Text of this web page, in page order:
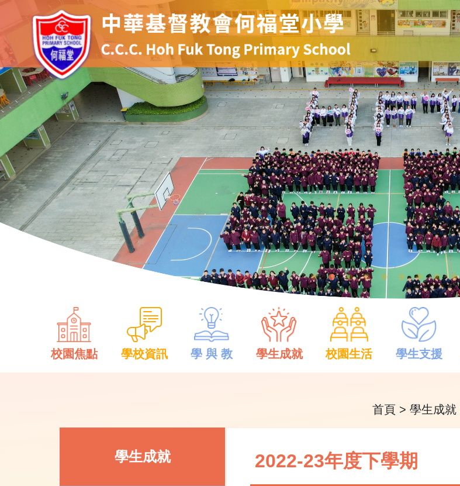
校園焦點 學校資訊 學 與 教 學生成就 校園生活 學生支援
首頁 >學生成就
學生成就 2022-23年度下學期